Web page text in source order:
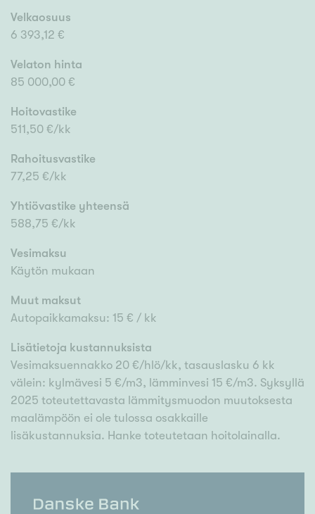
Velkaosuus
6 393,12 €
Velaton hinta
85 000,00 €
Hoitovastike
511,50 €/kk
Rahoitusvastike
77,25 €/kk
Yhtiövastike yhteensä
588,75 €/kk
Vesimaksu
Käytön mukaan
Muut maksut
Autopaikkamaksu: 15 € / kk
Lisätietoja kustannuksista
Vesimaksuennakko 20 €/hlö/kk, tasauslasku 6 kk
välein: kylmävesi 5 €/m3, lämminvesi 15 €/m3. Syksyllä
2025 toteutettavasta lämmitysmuodon muutoksesta
maalämpöön ei ole tulossa osakkaille
lisäkustannuksia. Hanke toteutetaan hoitolainalla.